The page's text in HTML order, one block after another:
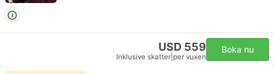
USD 559
Inklusive skatter per vuxen
Boka nu